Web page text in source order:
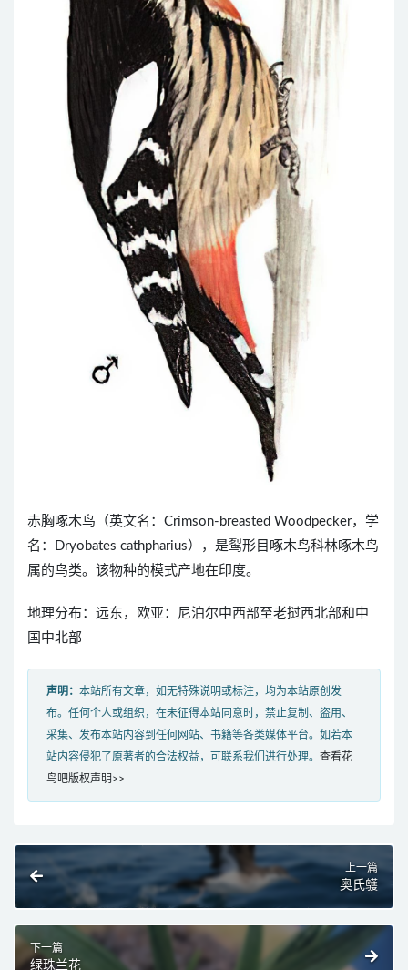
赤胸啄木鸟（英文名：Crimson-breasted Woodpecker，学
名：Dryobates cathpharius），是䴕形目啄木鸟科林啄木鸟
属的鸟类。该物种的模式产地在印度。
地理分布：远东，欧亚：尼泊尔中西部至老挝西北部和中
国中北部
声明： 本站所有文章，如无特殊说明或标注，均为本站原创发
布。任何个人或组织，在未征得本站同意时，禁止复制、盗用、
采集、发布本站内容到任何网站、书籍等各类媒体平台。如若本
站内容侵犯了原著者的合法权益，可联系我们进行处理。 查看花
鸟吧版权声明>>
上一篇
奥氏鹱
下一篇
绿珠兰花